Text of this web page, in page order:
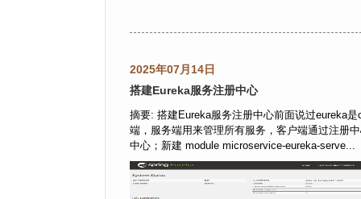
2025年07月14日
搭建Eureka服务注册中心
摘要: 搭建Eureka服务注册中心前面说过eureka
端，服务端用来管理所有服务，客户端通过注册
中心；新建 module microservice-eureka-serve...